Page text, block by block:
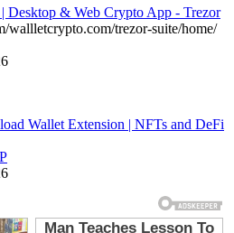
Desktop & Web Crypto App - Trezor
wallletcrypto.com/trezor-suite/home/
Wallet Extension | NFTs and DeFi